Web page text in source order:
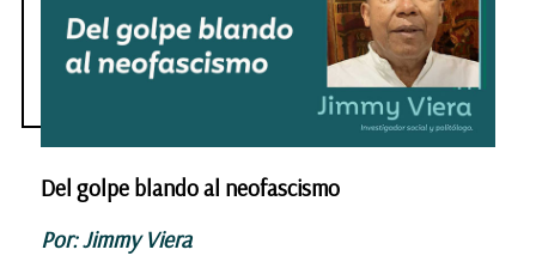
Del golpe blando al neofascismo
Por: Jimmy Viera